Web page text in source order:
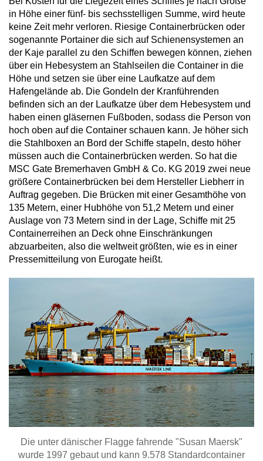
in Höhe einer fünf- bis sechsstelligen Summe, wird heute
keine Zeit mehr verloren. Riesige Containerbrücken oder
sogenannte Portainer die sich auf Schienensystemen an
der Kaje parallel zu den Schiffen bewegen können, ziehen
über ein Hebesystem an Stahlseilen die Container in die
Höhe und setzen sie über eine Laufkatze auf dem
Hafengelände ab. Die Gondeln der Kranführenden
befinden sich an der Laufkatze über dem Hebesystem und
haben einen gläsernen Fußboden, sodass die Person von
hoch oben auf die Container schauen kann. Je höher sich
die Stahlboxen an Bord der Schiffe stapeln, desto höher
müssen auch die Containerbrücken werden. So hat die
MSC Gate Bremerhaven GmbH & Co. KG 2019 zwei neue
größere Containerbrücken bei dem Hersteller Liebherr in
Auftrag gegeben. Die Brücken mit einer Gesamthöhe von
135 Metern, einer Hubhöhe von 51,2 Metern und einer
Auslage von 73 Metern sind in der Lage, Schiffe mit 25
Containerreihen an Deck ohne Einschränkungen
abzuarbeiten, also die weltweit größten, wie es in einer
Pressemitteilung von Eurogate heißt.
Die unter dänischer Flagge fahrende "Susan Maersk"
wurde 1997 gebaut und kann 9.578 Standardcontainer